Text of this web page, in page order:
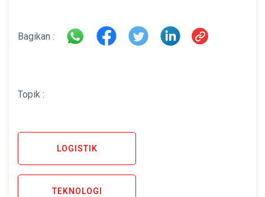
Bagikan :
Topik :
LOGISTIK
TEKNOLOGI